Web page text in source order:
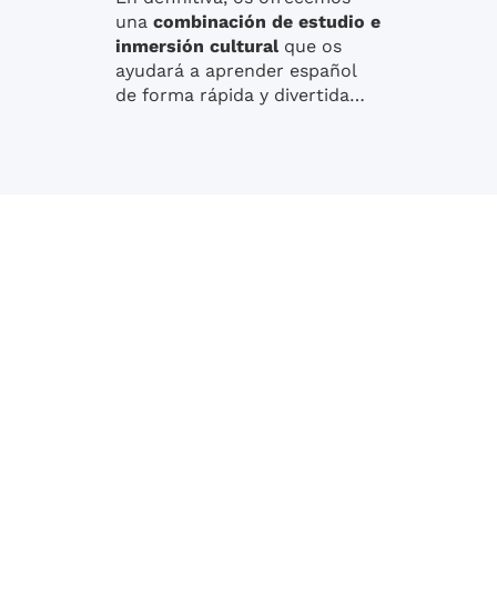
una combinación de estudio e
inmersión culturalque os
ayudará a aprender español
de forma rápida y divertida…